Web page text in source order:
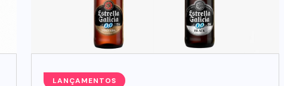
LANÇAMENTOS